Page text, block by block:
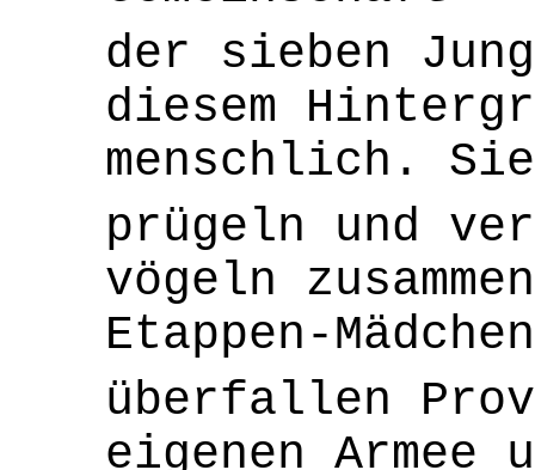
der sieben
diesem
menschlich. Sie
prügeln und
vögeln
Etappen-
überfallen
eigenen